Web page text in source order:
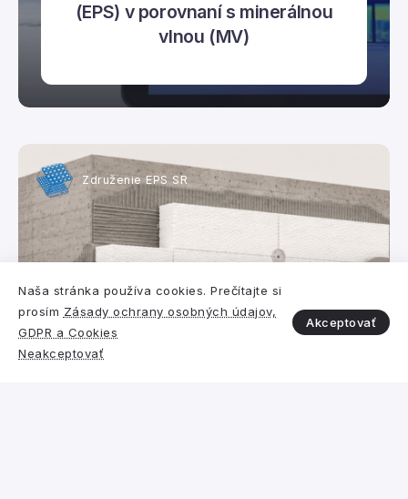
(EPS) v porovnaní s minerálnou
vlnou (MV)
Združenie EPS SR
Naša stránka používa cookies. Prečítajte si
prosím Zásady ochrany osobných údajov,
GDPR a Cookies
Neakceptovať
Akceptovať